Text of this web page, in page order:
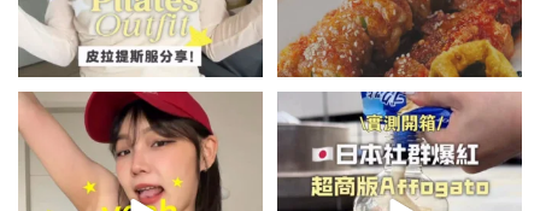
summer outfit⋆.˚✮🎧✮˚.⋆
夏日穿搭最需要單品！...
755 43
\🇯🇵日本爆紅!超商版Affogato
🍨☕️/
🏷️#吉推日本🇯🇵...
117 26